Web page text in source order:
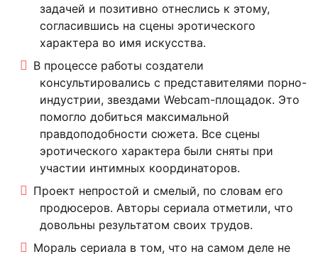
задачей и позитивно отнеслись к этому,
согласившись на сцены эротического
характера во имя искусства.
В процессе работы создатели
консультировались с представителями порно-
индустрии, звездами Webcam-площадок. Это
помогло добиться максимальной
правдоподобности сюжета. Все сцены
эротического характера были сняты при
участии интимных координаторов.
Проект непростой и смелый, по словам его
продюсеров. Авторы сериала отметили, что
довольны результатом своих трудов.
Мораль сериала в том, что на самом деле не